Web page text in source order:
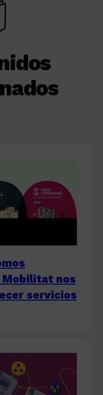
Mobilitat nos
servicios